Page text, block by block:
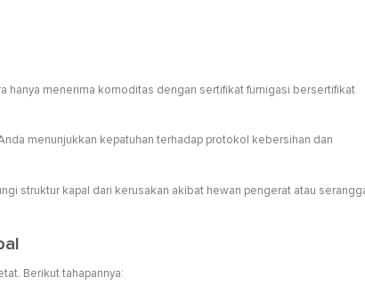
hanya menerima komoditas dengan sertifikat fumigasi bersertifikat
menunjukkan kepatuhan terhadap protokol kebersihan dan
struktur kapal dari kerusakan akibat hewan pengerat atau
Berikut tahapannya: